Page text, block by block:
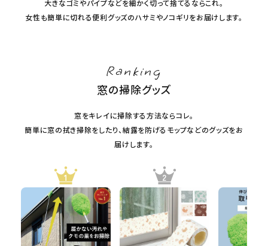
大きなゴミやパイプなどを細かく切って捨てるならこれ。
女性も簡単に切れる便利グッズのハサミやノコギリをお届けします。
Ranking
窓の掃除グッズ
窓をキレイに掃除する方法ならコレ。
簡単に窓の拭き掃除をしたり、結露を防げるモップなどのグッズをお
届けします。